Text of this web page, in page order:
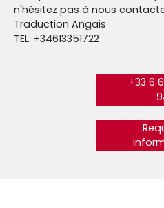
n'hésitez pas à nous
Traduction Angais
TEL: +34613351722
+33 6